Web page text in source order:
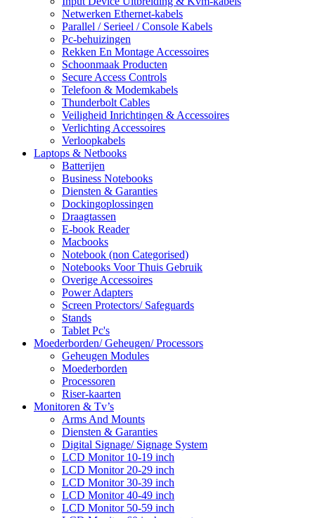
Netwerken Ethernet-kabels
Parallel / Serieel / Console Kabels
Pc-behuizingen
Rekken En Montage Accessoires
Schoonmaak Producten
Secure Access Controls
Telefoon & Modemkabels
Thunderbolt Cables
Veiligheid Inrichtingen & Accessoires
Verlichting Accessoires
Verloopkabels
Laptops & Netbooks
Batterijen
Business Notebooks
Diensten & Garanties
Dockingoplossingen
Draagtassen
E-book Reader
Macbooks
Notebook (non Categorised)
Notebooks Voor Thuis Gebruik
Overige Accessoires
Power Adapters
Screen Protectors/ Safeguards
Stands
Tablet Pc's
Moederborden/ Geheugen/ Processors
Geheugen Modules
Moederborden
Processoren
Riser-kaarten
Monitoren & Tv’s
Arms And Mounts
Diensten & Garanties
Digital Signage/ Signage System
LCD Monitor 10-19 inch
LCD Monitor 20-29 inch
LCD Monitor 30-39 inch
LCD Monitor 40-49 inch
LCD Monitor 50-59 inch